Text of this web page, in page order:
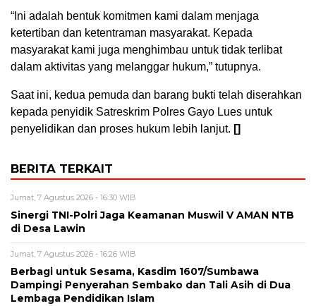
“Ini adalah bentuk komitmen kami dalam menjaga
ketertiban dan ketentraman masyarakat. Kepada
masyarakat kami juga menghimbau untuk tidak terlibat
dalam aktivitas yang melanggar hukum,” tutupnya.
Saat ini, kedua pemuda dan barang bukti telah diserahkan
kepada penyidik Satreskrim Polres Gayo Lues untuk
penyelidikan dan proses hukum lebih lanjut. []
BERITA TERKAIT
Jumat, 7 Agustus 2026 - 16:30 WIB
‎Sinergi TNI-Polri Jaga Keamanan Muswil V AMAN NTB
di Desa Lawin
Jumat, 7 Agustus 2026 - 16:26 WIB
Berbagi untuk Sesama, Kasdim 1607/Sumbawa
Dampingi Penyerahan Sembako dan Tali Asih di Dua
Lembaga Pendidikan Islam